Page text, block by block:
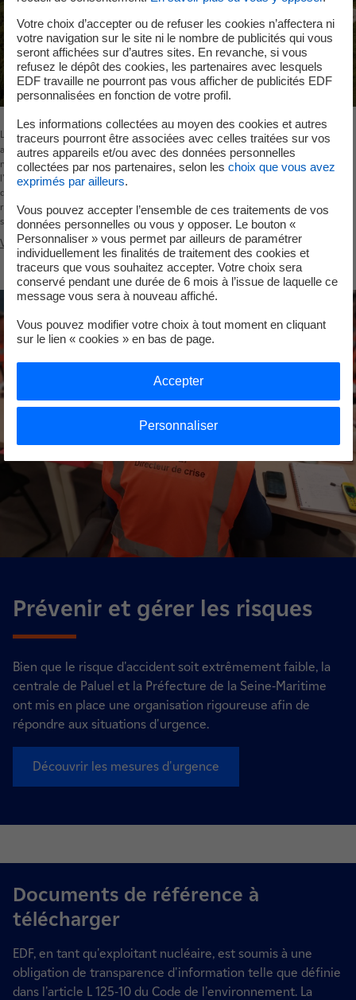
Les résultats de la surveillance de l’environnement
autour de la centrale sont transmis au réseau
national de mesures de la radioactivité dans
l’environnement. Développé sous l’égide de l’Autorité
de sûreté nucléaire, il est géré par l’Institut de
radioprotection et de sûreté nucléaire. Les données
sont disponibles sur leur site internet.
Visiter le site mesure-radioactivite.fr
Prévenir et gérer les risques
Bien que le risque d'accident soit extrêmement faible, la
centrale de Paluel et la Préfecture de la Seine-Maritime
ont mis en place une organisation rigoureuse afin de
répondre aux situations d'urgence.
Découvrir les mesures d'urgence
Documents de référence à
télécharger
EDF, en tant qu'exploitant nucléaire, est soumis à une
obligation de transparence d'information telle que définie
dans l'article L 125-10 du Code de l'environnement. La
Votre choix d’accepter ou de refuser les cookies n’affectera ni
votre navigation sur le site ni le nombre de publicités qui vous
seront affichées sur d’autres sites. En revanche, si vous
refusez le dépôt des cookies, les partenaires avec lesquels
EDF travaille ne pourront pas vous afficher de publicités EDF
personnalisées en fonction de votre profil.
Les informations collectées au moyen des cookies et autres
traceurs pourront être associées avec celles traitées sur vos
autres appareils et/ou avec des données personnelles
collectées par nos partenaires, selon les choix que vous avez
exprimés par ailleurs.
Vous pouvez accepter l’ensemble de ces traitements de vos
données personnelles ou vous y opposer. Le bouton «
Personnaliser » vous permet par ailleurs de paramétrer
individuellement les finalités de traitement des cookies et
traceurs que vous souhaitez accepter. Votre choix sera
conservé pendant une durée de 6 mois à l’issue de laquelle ce
message vous sera à nouveau affiché.
Vous pouvez modifier votre choix à tout moment en cliquant
sur le lien « cookies » en bas de page.
Personnaliser
Accepter